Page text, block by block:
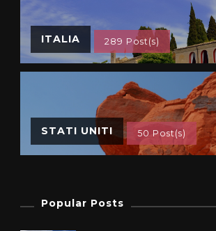
ITALIA 289 Post(s)
STATI UNITI 50 Post(s)
Popular Posts